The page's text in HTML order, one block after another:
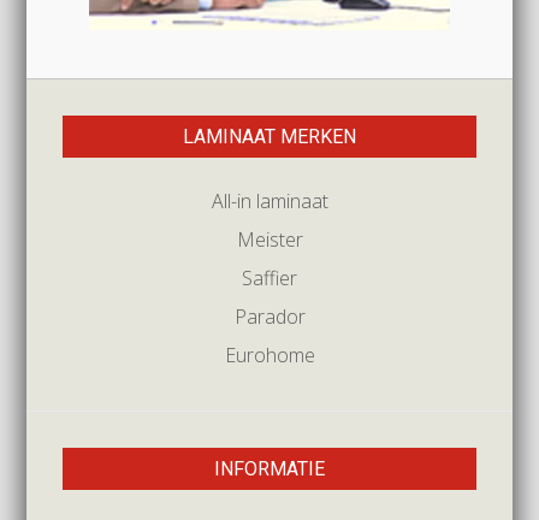
LAMINAAT MERKEN
All-in laminaat
Meister
Saffier
Parador
Eurohome
INFORMATIE